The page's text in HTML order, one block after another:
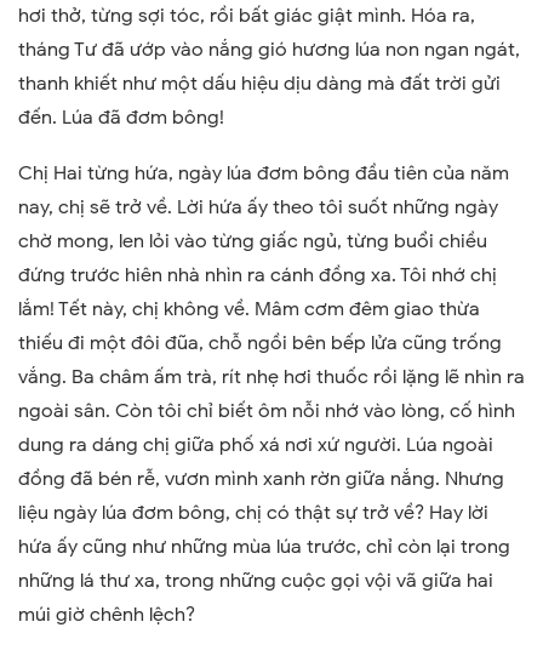
hơi thở, từng sợi tóc, rồi bất giác giật mình. Hóa ra,
tháng Tư đã ướp vào nắng gió hương lúa non ngan ngát,
thanh khiết như một dấu hiệu dịu dàng mà đất trời gửi
đến. Lúa đã đơm bông!
Chị Hai từng hứa, ngày lúa đơm bông đầu tiên của năm
nay, chị sẽ trở về. Lời hứa ấy theo tôi suốt những ngày
chờ mong, len lỏi vào từng giấc ngủ, từng buổi chiều
đứng trước hiên nhà nhìn ra cánh đồng xa. Tôi nhớ chị
lắm! Tết này, chị không về. Mâm cơm đêm giao thừa
thiếu đi một đôi đũa, chỗ ngồi bên bếp lửa cũng trống
vắng. Ba châm ấm trà, rít nhẹ hơi thuốc rồi lặng lẽ nhìn ra
ngoài sân. Còn tôi chỉ biết ôm nỗi nhớ vào lòng, cố hình
dung ra dáng chị giữa phố xá nơi xứ người. Lúa ngoài
đồng đã bén rễ, vươn mình xanh rờn giữa nắng. Nhưng
liệu ngày lúa đơm bông, chị có thật sự trở về? Hay lời
hứa ấy cũng như những mùa lúa trước, chỉ còn lại trong
những lá thư xa, trong những cuộc gọi vội vã giữa hai
múi giờ chênh lệch?